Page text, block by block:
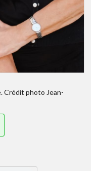
Crédit photo Jean-